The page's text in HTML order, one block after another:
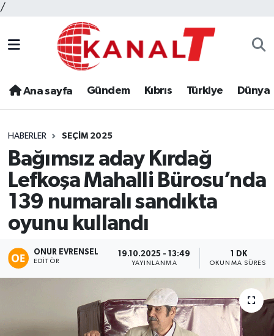
/
Ana sayfa Gündem Kıbrıs Türkiye Dünya
HABERLER SEÇIM 2025
Bağımsız aday Kırdağ
Lefkoşa Mahalli Bürosu’nda
139 numaralı sandıkta
oyunu kullandı
ONUR EVRENSEL
EDITÖR
19.10.2025 - 13:49
YAYINLANMA
1 DK
OKUNMA SÜRESI